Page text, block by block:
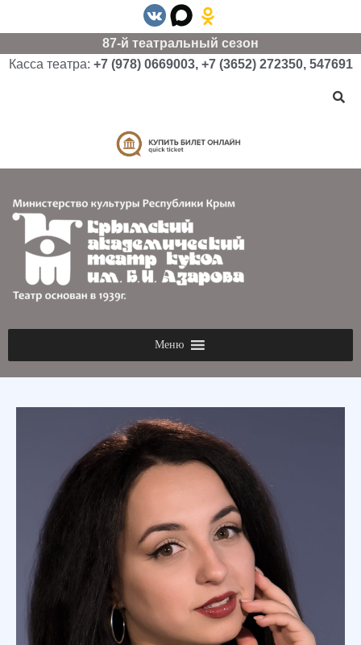
87-й театральный сезон
Касса театра: +7 (978) 0669003, +7 (3652) 272350, 547691
Меню